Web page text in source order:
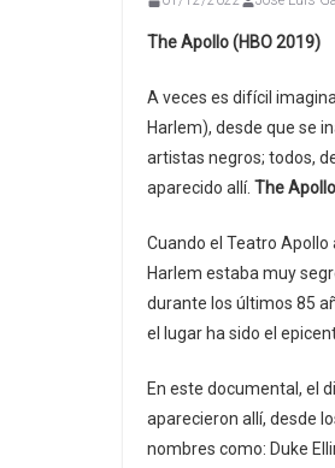
The Apollo (HBO 2019)
A veces es difícil
Harlem), desde que se
artistas negros; todos,
aparecido allí. The Apollo
Cuando el Teatro
Harlem estaba muy
durante los últimos 85
el lugar ha sido el
En este documental, el
aparecieron allí, desde
nombres como: Duke